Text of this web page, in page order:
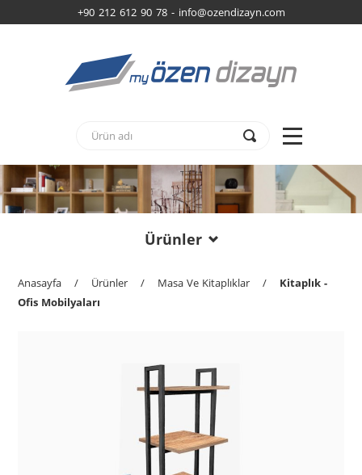
+90 212 612 90 78 - info@ozendizayn.com
Ürünler
Anasayfa / Ürünler / Masa Ve Kitaplıklar /
Kitaplık -
Ofis Mobilyaları